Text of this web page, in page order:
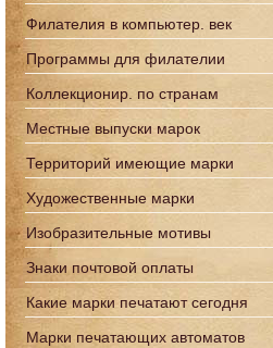
Филателия в компьютер. век
Программы для филателии
Коллекционир. по странам
Местные выпуски марок
Территорий имеющие марки
Художественные марки
Изобразительные мотивы
Знаки почтовой оплаты
Какие марки печатают сегодня
Марки печатающих автоматов